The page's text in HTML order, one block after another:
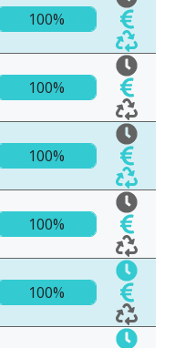
100%
100%
100%
100%
100%